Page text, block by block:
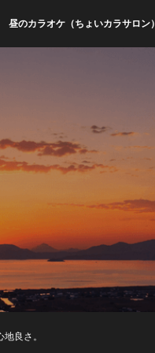
昼のカラオケ（ちょいカラサロン）
良さ。